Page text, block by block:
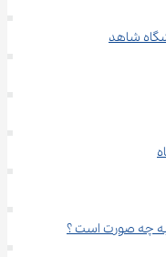
شاهد